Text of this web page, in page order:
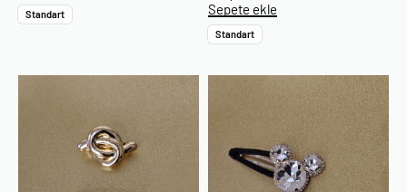
Standart
Sepete ekle
Standart